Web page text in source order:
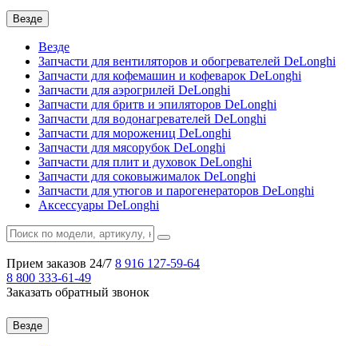
Везде
Везде
Запчасти для вентиляторов и обогревателей DeLonghi
Запчасти для кофемашин и кофеварок DeLonghi
Запчасти для аэрогрилей DeLonghi
Запчасти для бритв и эпиляторов DeLonghi
Запчасти для водонагревателей DeLonghi
Запчасти для морожениц DeLonghi
Запчасти для мясорубок DeLonghi
Запчасти для плит и духовок DeLonghi
Запчасти для соковыжималок DeLonghi
Запчасти для утюгов и парогенераторов DeLonghi
Аксессуары DeLonghi
Прием заказов 24/7 8 916 127-59-64
8 800 333-61-49
Заказать обратный звонок
Везде